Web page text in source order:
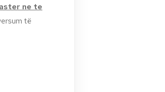
ne te
të